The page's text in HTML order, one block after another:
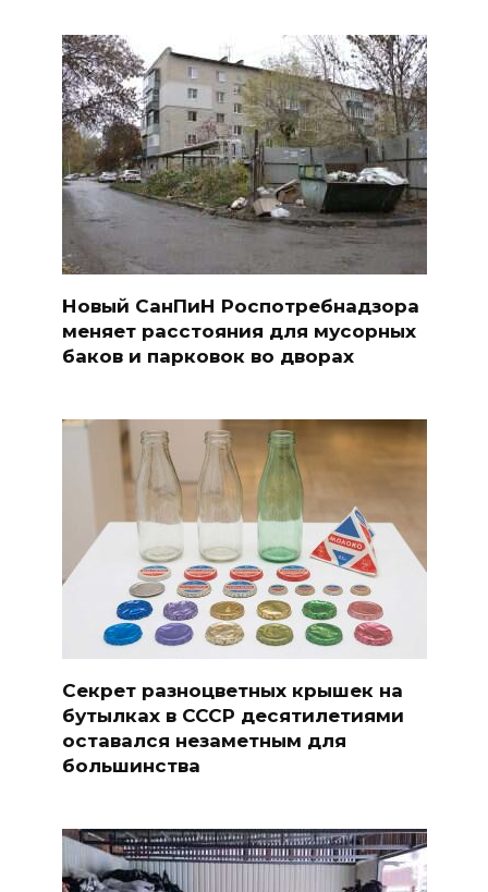
Новый СанПиН Роспотребнадзора
меняет расстояния для мусорных
баков и парковок во дворах
Секрет разноцветных крышек на
бутылках в СССР десятилетиями
оставался незаметным для
большинства